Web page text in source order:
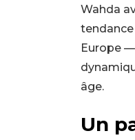
Wahda
tendance
Europe —
âge.
Un